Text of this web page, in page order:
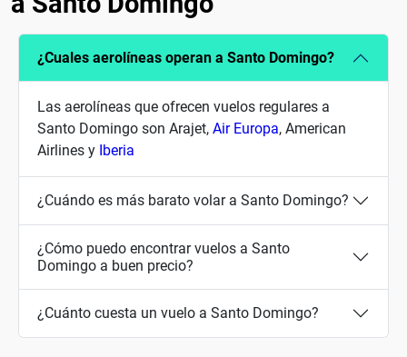
¿Cuales aerolíneas operan a Santo Domingo?
Las aerolíneas que ofrecen vuelos regulares a
Santo Domingo son Arajet, Air Europa, American
Airlines y Iberia
¿Cuándo es más barato volar a Santo Domingo?
¿Cómo puedo encontrar vuelos a Santo
Domingo a buen precio?
¿Cuánto cuesta un vuelo a Santo Domingo?